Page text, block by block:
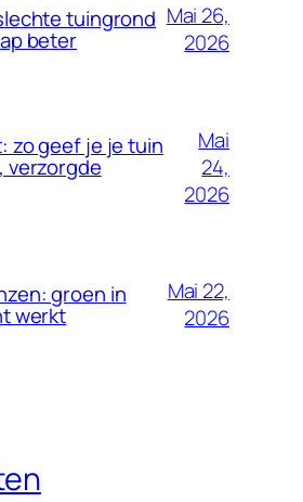
tuingrond
beter
Mai 26,
2026
zo geef je je tuin
verzorgde
Mai
24,
2026
groen in
werkt
Mai 22,
2026